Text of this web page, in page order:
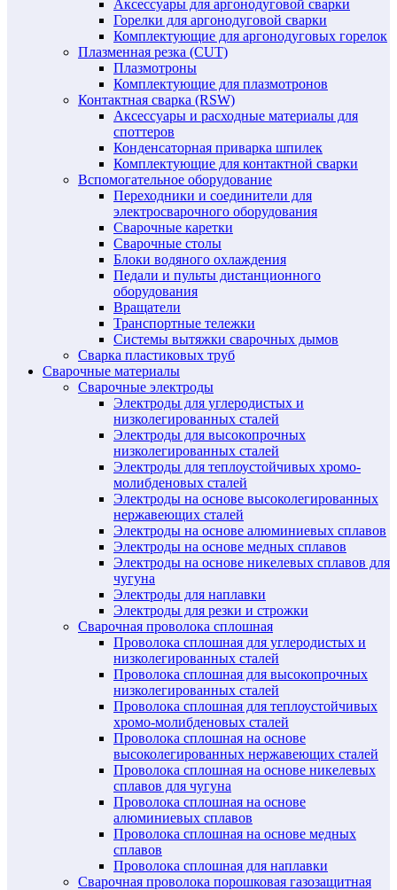
Аксессуары для аргонодуговой сварки
Горелки для аргонодуговой сварки
Комплектующие для аргонодуговых горелок
Плазменная резка (CUT)
Плазмотроны
Комплектующие для плазмотронов
Контактная сварка (RSW)
Аксессуары и расходные материалы для
споттеров
Конденсаторная приварка шпилек
Комплектующие для контактной сварки
Вспомогательное оборудование
Переходники и соединители для
электросварочного оборудования
Сварочные каретки
Сварочные столы
Блоки водяного охлаждения
Педали и пульты дистанционного
оборудования
Вращатели
Транспортные тележки
Системы вытяжки сварочных дымов
Сварка пластиковых труб
Сварочные материалы
Сварочные электроды
Электроды для углеродистых и
низколегированных сталей
Электроды для высокопрочных
низколегированных сталей
Электроды для теплоустойчивых хромо-
молибденовых сталей
Электроды на основе высоколегированных
нержавеющих сталей
Электроды на основе алюминиевых сплавов
Электроды на основе медных сплавов
Электроды на основе никелевых сплавов для
чугуна
Электроды для наплавки
Электроды для резки и строжки
Сварочная проволока сплошная
Проволока сплошная для углеродистых и
низколегированных сталей
Проволока сплошная для высокопрочных
низколегированных сталей
Проволока сплошная для теплоустойчивых
хромо-молибденовых сталей
Проволока сплошная на основе
высоколегированных нержавеющих сталей
Проволока сплошная на основе никелевых
сплавов для чугуна
Проволока сплошная на основе
алюминиевых сплавов
Проволока сплошная на основе медных
сплавов
Проволока сплошная для наплавки
Сварочная проволока порошковая газозащитная